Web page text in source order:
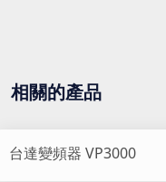
相關的產品
台達變頻器 VP3000